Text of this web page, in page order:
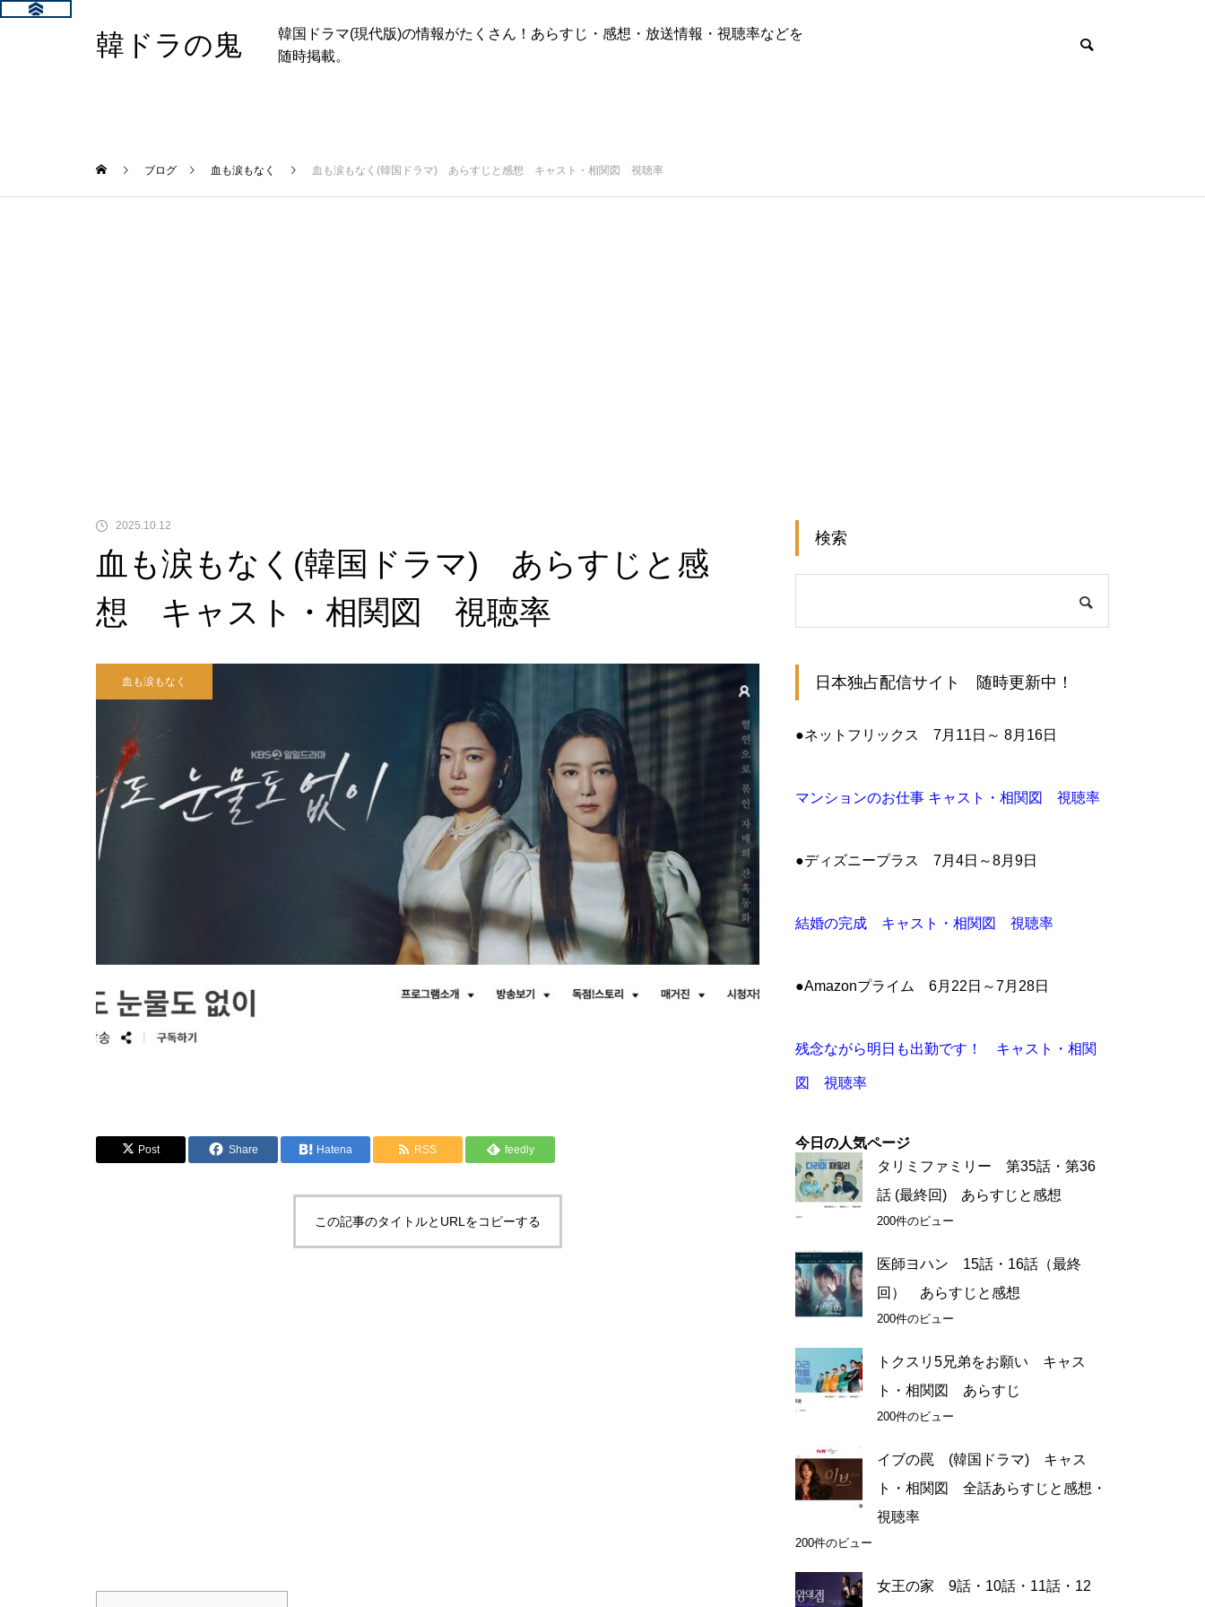
韓ドラの鬼
韓国ドラマ(現代版)の情報がたくさん！あらすじ・感想・放送情報・視聴率などを
随時掲載。
ブログ 血も涙もなく 血も涙もなく(韓国ドラマ) あらすじと感想 キャスト・相関図 視聴率
2025.10.12
血も涙もなく(韓国ドラマ) あらすじと感
想 キャスト・相関図 視聴率
血も涙もなく
Post Share Hatena RSS feedly
この記事のタイトルとURLをコピーする
検索
日本独占配信サイト 随時更新中！
●ネットフリックス 7月11日～ 8月16日
マンションのお仕事 キャスト・相関図 視聴率
●ディズニープラス 7月4日～8月9日
結婚の完成 キャスト・相関図 視聴率
●Amazonプライム 6月22日～7月28日
残念ながら明日も出勤です！ キャスト・相関
図 視聴率
今日の人気ページ
タリミファミリー 第35話・第36
話 (最終回) あらすじと感想
200件のビュー
医師ヨハン 15話・16話（最終
回） あらすじと感想
200件のビュー
トクスリ5兄弟をお願い キャス
ト・相関図 あらすじ
200件のビュー
イブの罠 (韓国ドラマ) キャス
ト・相関図 全話あらすじと感想・
視聴率
200件のビュー
女王の家 9話・10話・11話・12